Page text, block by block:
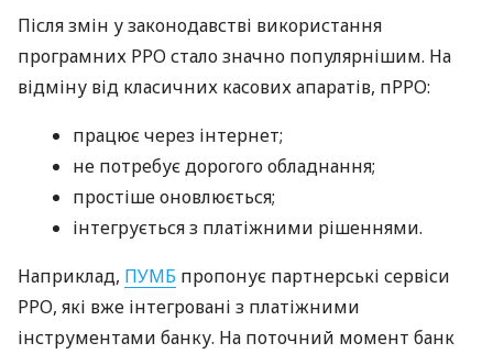
Після змін у законодавстві використання
програмних РРО стало значно популярнішим. На
відміну від класичних касових апаратів, пРРО:
працює через інтернет;
не потребує дорогого обладнання;
простіше оновлюється;
інтегрується з платіжними рішеннями.
Наприклад, ПУМБ пропонує партнерські сервіси
РРО, які вже інтегровані з платіжними
інструментами банку. На поточний момент банк